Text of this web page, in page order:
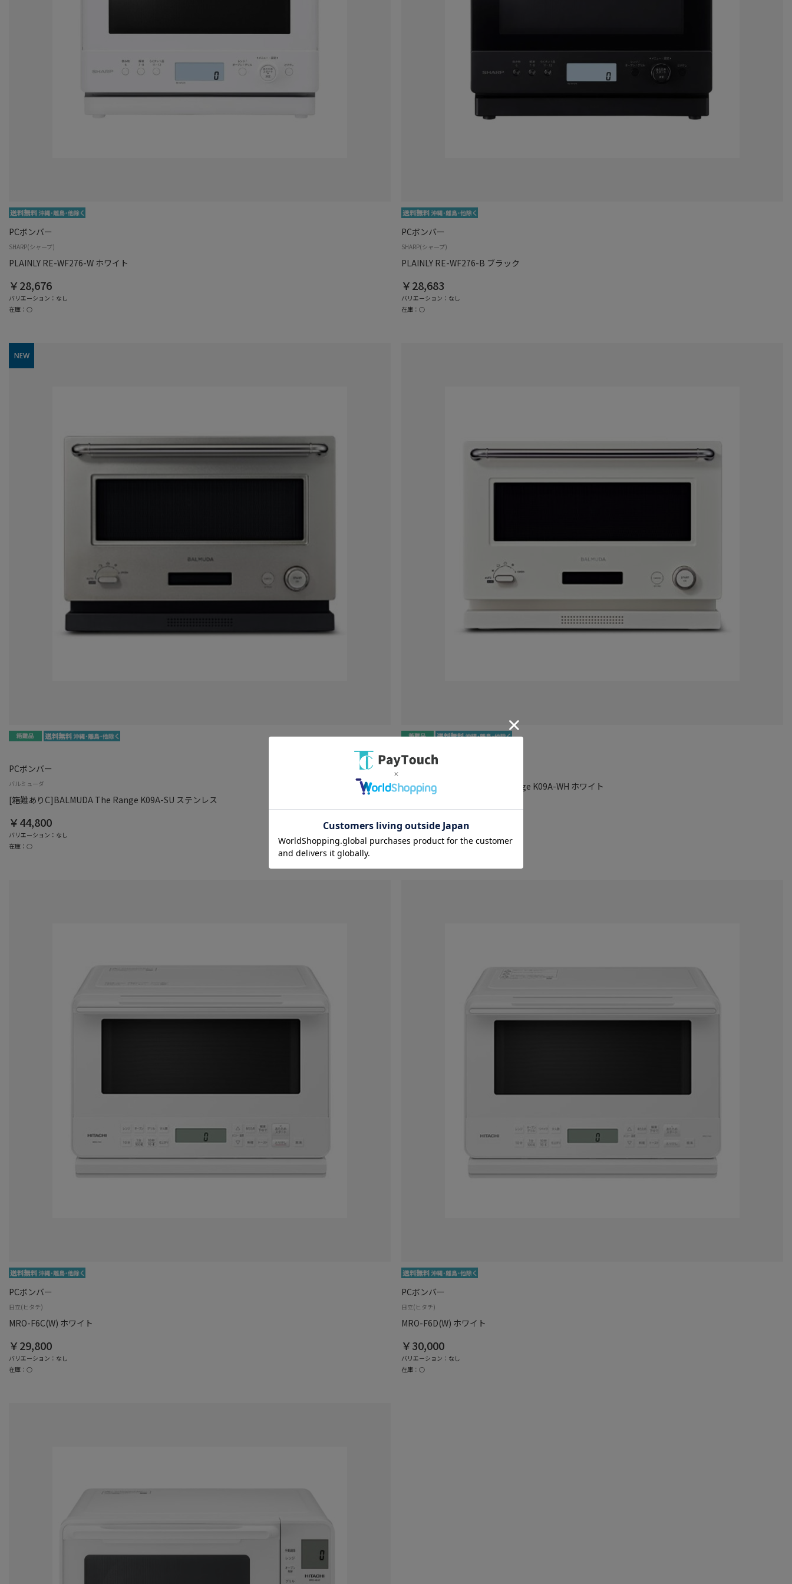
PCボンバー
SHARP(シャープ)
PLAINLY RE-WF276-W ホワイト
￥28,676
バリエーション：なし
在庫：○
PCボンバー
SHARP(シャープ)
PLAINLY RE-WF276-B ブラック
￥28,683
バリエーション：なし
在庫：○
PCボンバー
バルミューダ
[箱難ありC]BALMUDA The Range K09A-SU ステンレス
￥44,800
バリエーション：なし
在庫：○
PCボンバー
[箱難ありC]BALMUDA The Range K09A-WH ホワイト
￥36,800
バリエーション：なし
在庫：○
PCボンバー
日立(ヒタチ)
MRO-F6C(W) ホワイト
￥29,800
バリエーション：なし
在庫：○
PCボンバー
日立(ヒタチ)
MRO-F6D(W) ホワイト
￥30,000
バリエーション：なし
在庫：○